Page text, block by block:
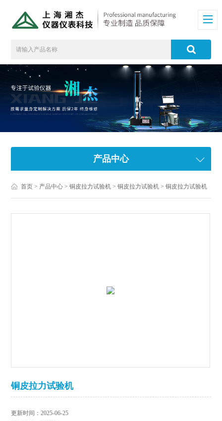
产品中心
首页 > 产品中心 >铜皮拉力试验机 >铜皮拉力试验机 > 铜皮拉力试验机
铜皮拉力试验机
更新时间：2025-06-25